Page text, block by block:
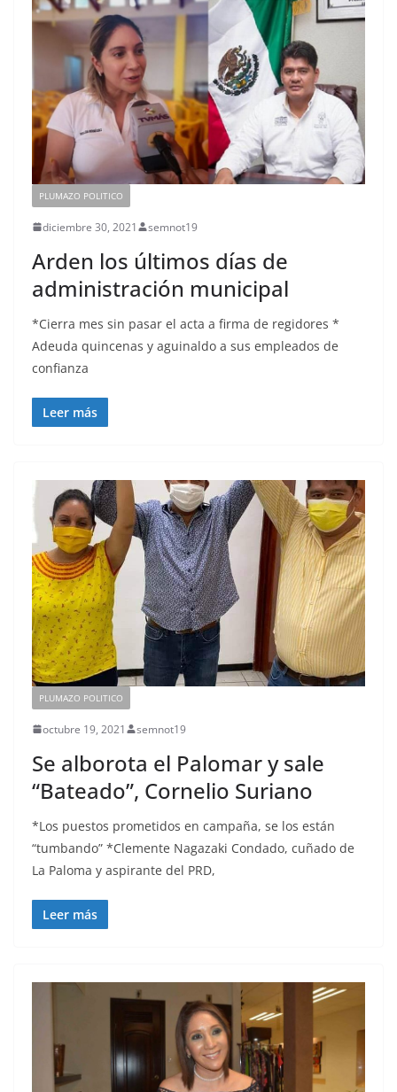
PLUMAZO POLITICO
diciembre 30, 2021 semnot19
Arden los últimos días de
administración municipal
*Cierra mes sin pasar el acta a firma de regidores *
Adeuda quincenas y aguinaldo a sus empleados de
confianza
Leer más
PLUMAZO POLITICO
octubre 19, 2021 semnot19
Se alborota el Palomar y sale
“Bateado”, Cornelio Suriano
*Los puestos prometidos en campaña, se los están
“tumbando” *Clemente Nagazaki Condado, cuñado de
La Paloma y aspirante del PRD,
Leer más